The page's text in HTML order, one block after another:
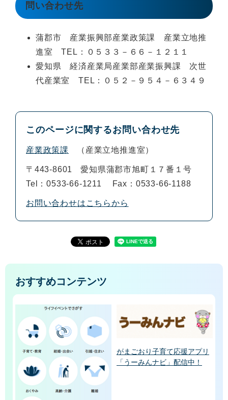
問い合わせ先
蒲郡市 産業振興部産業政策課 産業立地推
進室 TEL：０５３３－６６－１２１１
愛知県 経済産業局産業部産業振興課 次世
代産業室 TEL：０５２－９５４－６３４９
このページに関するお問い合わせ先
産業政策課 産業立地推進室
〒443-8601
愛知県蒲郡市旭町１７番１号
Tel：0533-66-1211
Fax：0533-66-1188
お問い合わせはこちらから
おすすめコンテンツ
がまごおり子育て応援アプリ
「うーみんナビ」配信中！